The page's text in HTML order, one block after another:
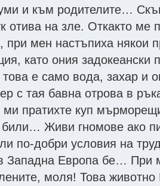
и към родителите…
отива на зле. Откакто ме
мен настъпиха някои
като ония задокеански
е само вода, захар и
с тая бавна отрова в
пратихте куп
Живи гномове ако
по-добри условия на
Западна Европа бе… При
моля! Това